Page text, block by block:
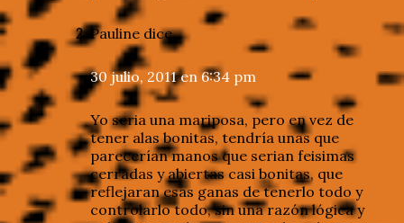
Pauline dice
30 julio, 2011 en 6:34 pm
Yo seria una mariposa, pero en vez de
tener alas bonitas, tendría unas que
parecerían manos que serian feisimas
cerradas y abiertas casi bonitas, que
reflejaran esas ganas de tenerlo todo y
controlarlo todo, sin una razón lógica y